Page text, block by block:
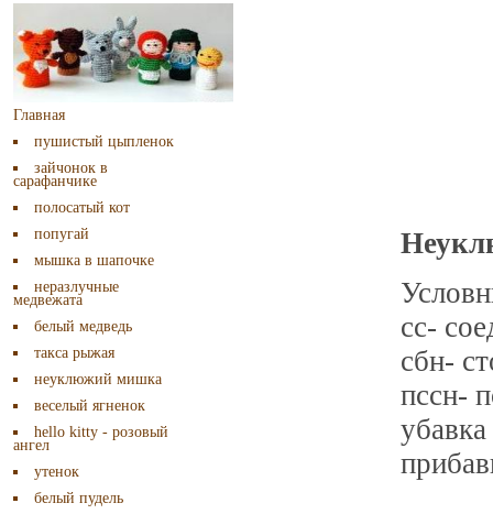
Главная
пушистый цыпленок
зайчонок в
сарафанчике
полосатый кот
попугай
мышка в шапочке
неразлучные
медвежата
белый медведь
такса рыжая
неуклюжий мишка
веселый ягненок
hello kitty - розовый
ангел
утенок
белый пудель
сс-
сбн-
пссн-